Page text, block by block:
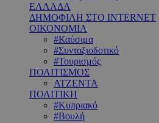
ΕΛΛΑΔΑ
ΔΗΜΟΦΙΛΗ ΣΤΟ INTERNET
ΟΙΚΟΝΟΜΙΑ
#Καύσιμα
#Συνταξιοδοτικό
#Τουρισμός
ΠΟΛΙΤΙΣΜΟΣ
ΑΤΖΕΝΤΑ
ΠΟΛΙΤΙΚΗ
#Κυπριακό
#Βουλή